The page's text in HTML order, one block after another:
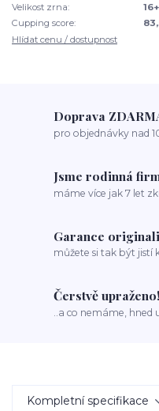
Velikost zrna:
16+
Cupping score:
Hlídat cenu / dostupnost
Doprava
pro objednávky nad
Jsme rodinná
máme více jak 7 let
Garance
můžete si tak být jistí
Čerstvě upraženo!
..a co nemáme, hned
Kompletní specifikace